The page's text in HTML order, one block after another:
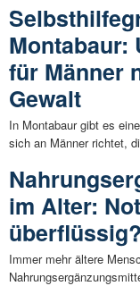
Montabaur:
für Männer
Gewalt
In Montabaur gibt es
sich an Männer richtet,
im Alter:
überflüssig?
Immer mehr ältere